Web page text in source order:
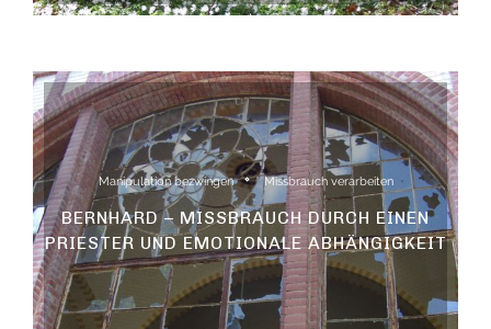
Manipulation bezwingen Missbrauch verarbeiten
BERNHARD – MISSBRAUCH DURCH EINEN
PRIESTER UND EMOTIONALE ABHÄNGIGKEIT